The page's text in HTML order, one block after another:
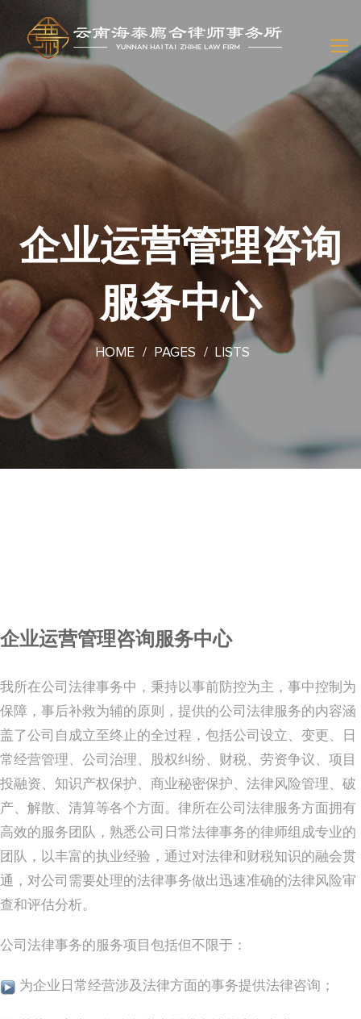
企业运营管理咨询
服务中心
HOME PAGES LISTS
企业运营管理咨询服务中心
我所在公司法律事务中，秉持以事前防控为主，事中控制为
保障，事后补救为辅的原则，提供的公司法律服务的内容涵
盖了公司自成立至终止的全过程，包括公司设立、变更、日
常经营管理、公司治理、股权纠纷、财税、劳资争议、项目
投融资、知识产权保护、商业秘密保护、法律风险管理、破
产、解散、清算等各个方面。律所在公司法律服务方面拥有
高效的服务团队，熟悉公司日常法律事务的律师组成专业的
团队，以丰富的执业经验，通过对法律和财税知识的融会贯
通，对公司需要处理的法律事务做出迅速准确的法律风险审
查和评估分析。
公司法律事务的服务项目包括但不限于：
为企业日常经营涉及法律方面的事务提供法律咨询；